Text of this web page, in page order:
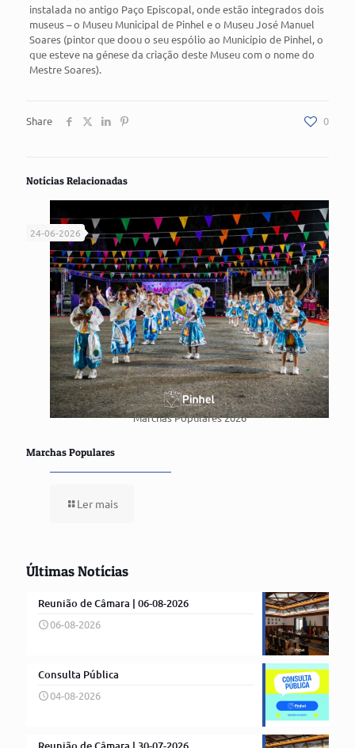
instalada no antigo Paço Episcopal, onde estão integrados dois
museus – o Museu Municipal de Pinhel e o Museu José Manuel
Soares (pintor que doou o seu espólio ao Município de Pinhel, o
que esteve na génese da criação deste Museu com o nome do
Mestre Soares).
Share 0
Notícias Relacionadas
Marchas Populares 2026
24-06-2026
Marchas Populares
Ler mais
Últimas Notícias
Reunião de Câmara | 06-08-2026
06-08-2026
Consulta Pública
04-08-2026